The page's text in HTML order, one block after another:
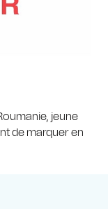
jeune
de marquer en